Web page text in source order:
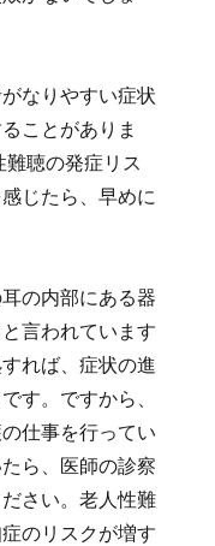
なりやすい症状
ことがありま
聴の発症リス
じたら、早めに
の内部にある器
言われています
れば、症状の進
す。ですから、
仕事を行ってい
ら、医師の診察
さい。老人性難
のリスクが増す